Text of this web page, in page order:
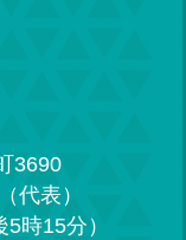
3690
代表）
時15分）